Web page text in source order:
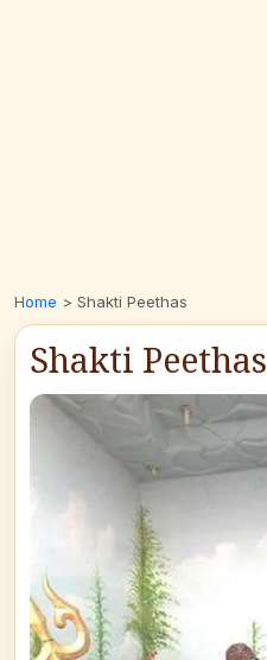
Home > Shakti Peethas
Shakti Peethas